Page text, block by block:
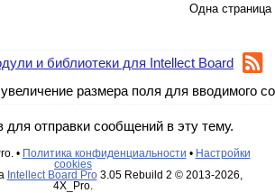
Одна страница
и библиотеки для Intellect Board
размера поля для вводимого
для отправки сообщений в эту тему.
• Политика конфиденциальности • Настройки
cookies
Intellect Board Pro3.05 Rebuild 2 © 2013-2026,
4X_Pro.